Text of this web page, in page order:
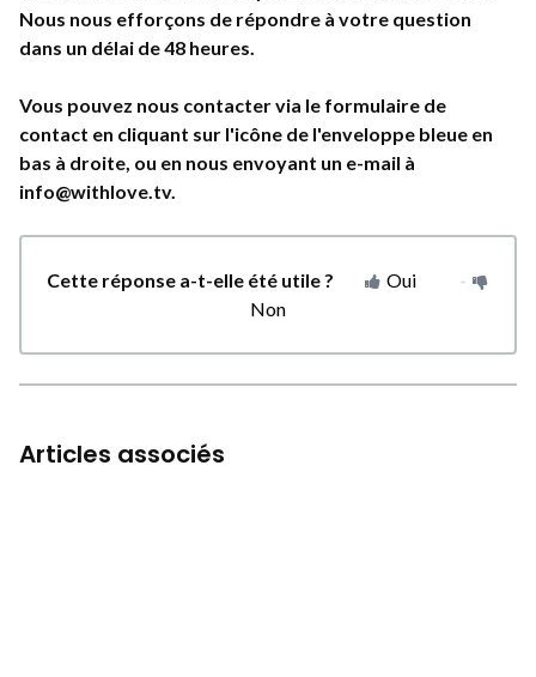
Nous nous efforçons de répondre à votre question
dans un délai de 48 heures.
Vous pouvez nous contacter via le formulaire de
contact en cliquant sur l'icône de l'enveloppe bleue en
bas à droite, ou en nous envoyant un e-mail à
info@withlove.tv.
Cette réponse a-t-elle été utile ?
Oui
Non
Articles associés